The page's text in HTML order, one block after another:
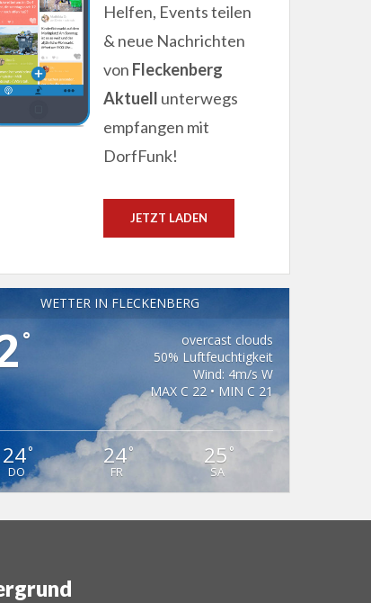
Helfen, Events teilen
& neue Nachrichten
von Fleckenberg
Aktuell unterwegs
empfangen mit
DorfFunk!
JETZT LADEN
WETTER IN FLECKENBERG
°
overcast clouds
50% Luftfeuchtigkeit
Wind: 4m/s W
MAX C 22 • MIN C 21
24°
DO
24°
FR
25 °
SA